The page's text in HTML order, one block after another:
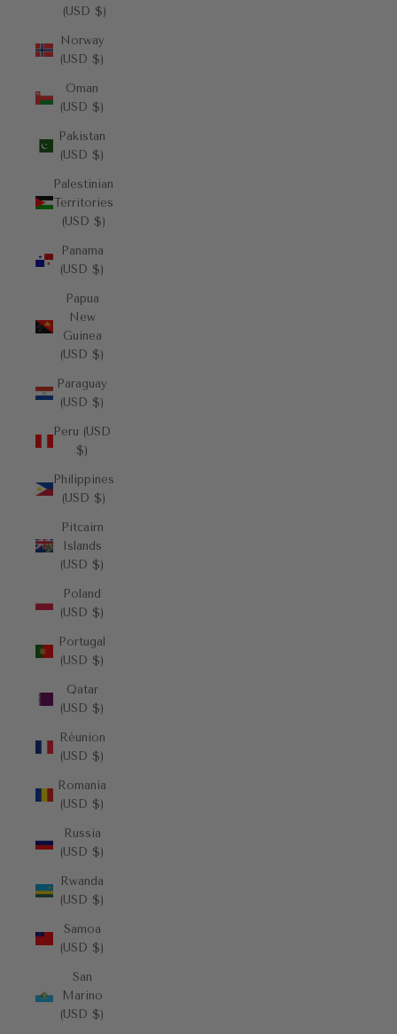
(USD $)
Norway
(USD $)
Oman
(USD $)
Pakistan
(USD $)
Palestinian
Territories
(USD $)
Panama
(USD $)
Papua
New
Guinea
(USD $)
Paraguay
(USD $)
Peru (USD
$)
Philippines
(USD $)
Pitcairn
Islands
(USD $)
Poland
(USD $)
Portugal
(USD $)
Qatar
(USD $)
Réunion
(USD $)
Romania
(USD $)
Russia
(USD $)
Rwanda
(USD $)
Samoa
(USD $)
San
Marino
(USD $)